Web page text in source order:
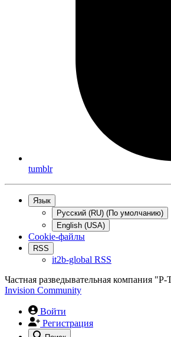
tumblr
Язык
Русский (RU) (По умолчанию)
English (USA)
Cookie-файлы
RSS
it2b-global RSS
Частная разведывательная компания "Р-
Invision Community
Войти
Регистрация